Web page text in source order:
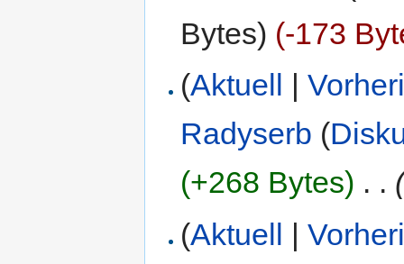
Bytes) (-173
(Aktuell |
Radyserb (
(+268 Bytes) . .
(Aktuell |